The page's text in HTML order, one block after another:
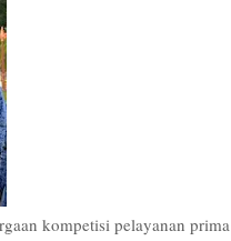
kompetisi pelayanan prima